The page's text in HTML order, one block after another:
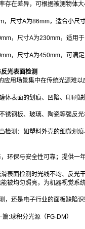
存在差异，可根据被测物体大
，尺寸A为86mm，适合小尺
，尺寸A为230mm，适用
，尺寸A为450mm，可满
光表面检测
用场景集中在传统光源难以
体表面的划痕、凹陷、印刷
锈钢板、玻璃、陶瓷等强反
检测：如塑料外壳的细微划
环保与安全性可靠；提供一
滑表面检测时光线不均、反
被均匀照亮，为机器视觉系
，还是电子行业的面板缺陷
篇:球积分光源（FG-DM）